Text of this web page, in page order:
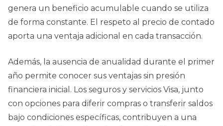
genera un beneficio acumulable cuando se utiliza
de forma constante. El respeto al precio de contado
aporta una ventaja adicional en cada transacción.
Además, la ausencia de anualidad durante el primer
año permite conocer sus ventajas sin presión
financiera inicial. Los seguros y servicios Visa, junto
con opciones para diferir compras o transferir saldos
bajo condiciones específicas, contribuyen a una